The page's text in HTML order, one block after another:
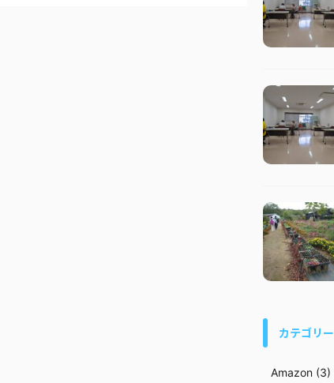
カテゴリー
Amazon (3)